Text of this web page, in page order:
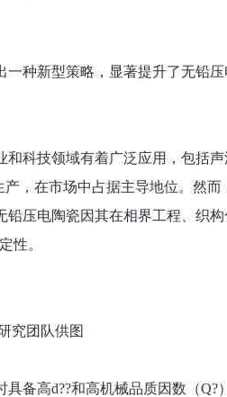
种新型策略，显著提升了无铅
科技领域有着广泛应用，包括
，在市场中占据主导地位。然
压电陶瓷因其在相界工程、织
性。
究团队供图
备高d??和高机械品质因数（Q?